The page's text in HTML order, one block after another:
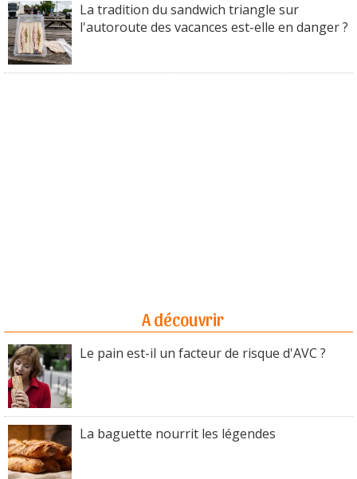
La tradition du sandwich triangle sur
l'autoroute des vacances est-elle en danger ?
A découvrir
Le pain est-il un facteur de risque d'AVC ?
La baguette nourrit les légendes